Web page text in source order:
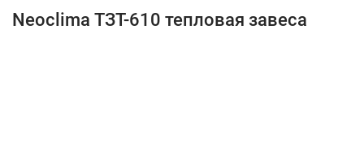
Neoclima ТЗТ-610 тепловая завеса